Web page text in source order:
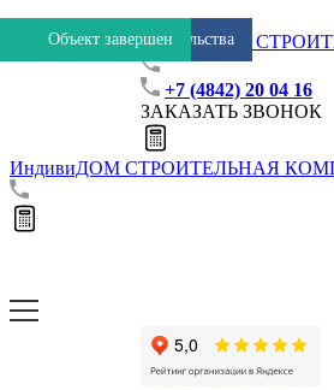
ИндивиДОМ
+7 (4842) 20 04 16
ЗАКАЗАТЬ ЗВОНОК
ИндивиДОМ СТРОИТЕЛЬНАЯ
В процессе строительства
В процессе строительства
В процессе строительства
В процессе строительства
Объект завершен
Объект завершен